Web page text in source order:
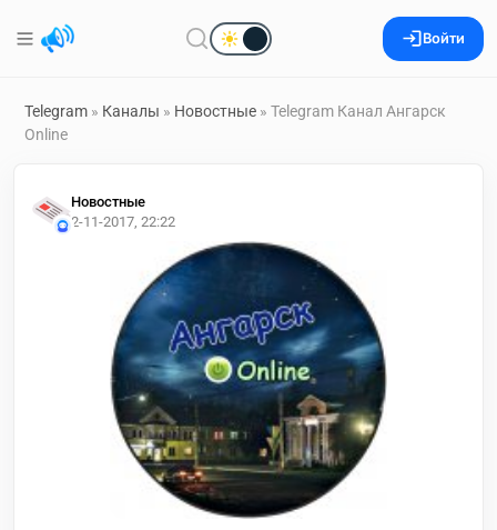
Войти
Telegram » Каналы » Новостные » Telegram Канал Ангарск
Online
Новостные
2-11-2017, 22:22